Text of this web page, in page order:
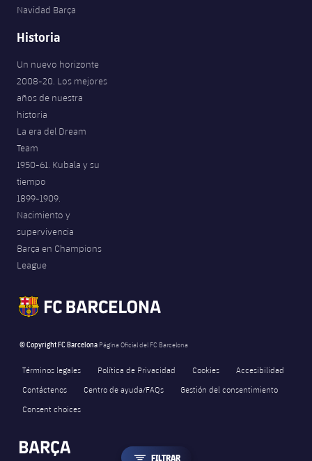
LABEL.ARIA.FILTER
FILTRAR
Navidad Barça
Historia
Un nuevo horizonte
2008-20. Los mejores
años de nuestra
historia
La era del Dream
Team
1950-61. Kubala y su
tiempo
1899-1909.
Nacimiento y
supervivencia
Barça en Champions
League
© Copyright FC Barcelona Página Oficial del FC Barcelona
Términos legales Política de Privacidad Cookies
Accesibilidad
Contáctenos
Centro de ayuda/FAQs
Gestión del consentimiento
Consent choices